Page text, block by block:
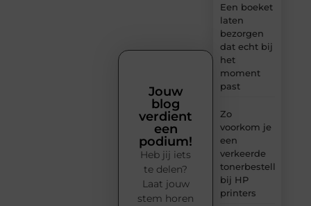
Een boeket
laten
bezorgen
dat echt bij
het
moment
past
Zo
voorkom je
een
verkeerde
tonerbestelling
bij HP
printers
Jouw
blog
verdient
een
podium!
Heb jij iets
te delen?
Laat jouw
stem horen